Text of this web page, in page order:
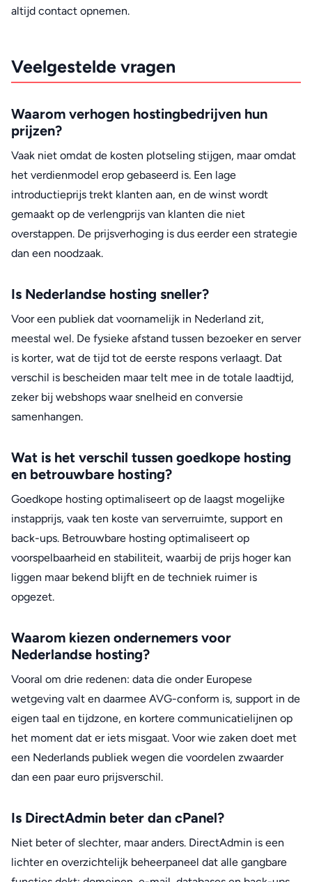
altijd contact opnemen.
Veelgestelde vragen
Waarom verhogen hostingbedrijven hun
prijzen?
Vaak niet omdat de kosten plotseling stijgen, maar omdat
het verdienmodel erop gebaseerd is. Een lage
introductieprijs trekt klanten aan, en de winst wordt
gemaakt op de verlengprijs van klanten die niet
overstappen. De prijsverhoging is dus eerder een strategie
dan een noodzaak.
Is Nederlandse hosting sneller?
Voor een publiek dat voornamelijk in Nederland zit,
meestal wel. De fysieke afstand tussen bezoeker en server
is korter, wat de tijd tot de eerste respons verlaagt. Dat
verschil is bescheiden maar telt mee in de totale laadtijd,
zeker bij webshops waar snelheid en conversie
samenhangen.
Wat is het verschil tussen goedkope hosting
en betrouwbare hosting?
Goedkope hosting optimaliseert op de laagst mogelijke
instapprijs, vaak ten koste van serverruimte, support en
back-ups. Betrouwbare hosting optimaliseert op
voorspelbaarheid en stabiliteit, waarbij de prijs hoger kan
liggen maar bekend blijft en de techniek ruimer is
opgezet.
Waarom kiezen ondernemers voor
Nederlandse hosting?
Vooral om drie redenen: data die onder Europese
wetgeving valt en daarmee AVG-conform is, support in de
eigen taal en tijdzone, en kortere communicatielijnen op
het moment dat er iets misgaat. Voor wie zaken doet met
een Nederlands publiek wegen die voordelen zwaarder
dan een paar euro prijsverschil.
Is DirectAdmin beter dan cPanel?
Niet beter of slechter, maar anders. DirectAdmin is een
lichter en overzichtelijk beheerpaneel dat alle gangbare